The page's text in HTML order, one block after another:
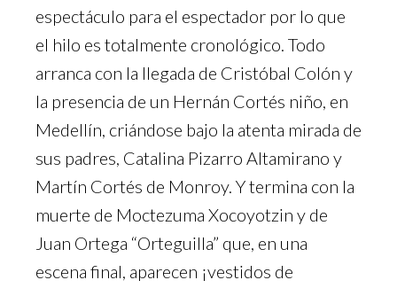
espectáculo para el espectador por lo que
el hilo es totalmente cronológico. Todo
arranca con la llegada de Cristóbal Colón y
la presencia de un Hernán Cortés niño, en
Medellín, criándose bajo la atenta mirada de
sus padres, Catalina Pizarro Altamirano y
Martín Cortés de Monroy. Y termina con la
muerte de Moctezuma Xocoyotzin y de
Juan Ortega “Orteguilla” que, en una
escena final, aparecen ¡vestidos de